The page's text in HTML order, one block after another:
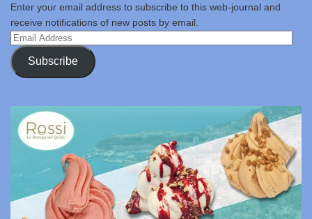
Enter your email address to subscribe to this web-journal and
receive notifications of new posts by email.
Email
Address
Subscribe